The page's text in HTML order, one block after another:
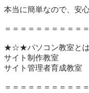
本当に簡単なので、安
＝＝＝＝＝＝＝＝＝＝
★☆★パソコン教室と
サイト制作教室
サイト管理者育成教室
＝＝＝＝＝＝＝＝＝＝